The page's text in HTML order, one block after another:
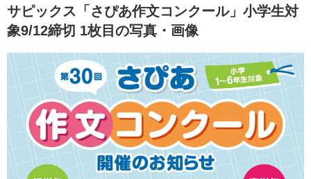
サピックス「さぴあ作文コンクール」小学生対
象9/12締切 1枚目の写真・画像